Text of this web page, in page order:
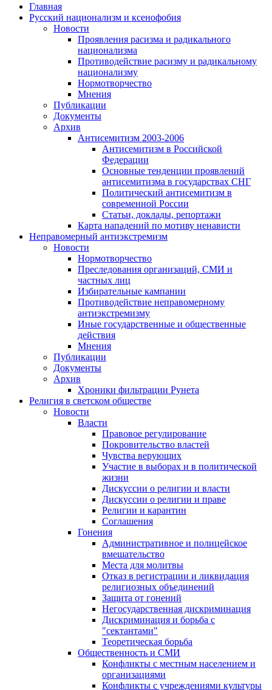
Главная
Русский национализм и ксенофобия
Новости
Проявления расизма и радикального
национализма
Противодействие расизму и радикальному
национализму
Нормотворчество
Мнения
Публикации
Документы
Архив
Антисемитизм 2003-2006
Антисемитизм в Российской
Федерации
Основные тенденции проявлений
антисемитизма в государствах СНГ
Политический антисемитизм в
современной России
Статьи, доклады, репортажи
Карта нападений по мотиву ненависти
Неправомерный антиэкстремизм
Новости
Нормотворчество
Преследования организаций, СМИ и
частных лиц
Избирательные кампании
Противодействие неправомерному
антиэкстремизму
Иные государственные и общественные
действия
Мнения
Публикации
Документы
Архив
Хроники фильтрации Рунета
Религия в светском обществе
Новости
Власти
Правовое регулирование
Покровительство властей
Чувства верующих
Участие в выборах и в политической
жизни
Дискуссии о религии и власти
Дискуссии о религии и праве
Религии и карантин
Соглашения
Гонения
Административное и полицейское
вмешательство
Места для молитвы
Отказ в регистрации и ликвидация
религиозных объединений
Защита от гонений
Негосударственная дискриминация
Дискриминация и борьба с
"сектантами"
Теоретическая борьба
Общественность и СМИ
Конфликты с местным населением и
организациями
Конфликты с учреждениями культуры